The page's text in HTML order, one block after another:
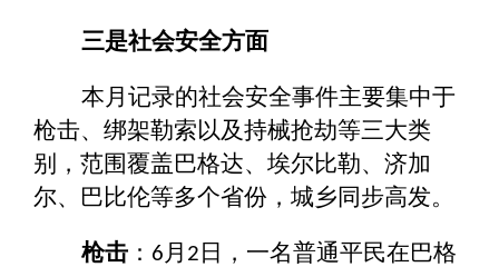
三是社会安全方面
本月记录的社会安全事件主要集中于
枪击、绑架勒索以及持械抢劫等三大类
别，范围覆盖巴格达、埃尔比勒、济加
尔、巴比伦等多个省份，城乡同步高发。
枪击 ： 6月 2 日，一名普通平民在巴格